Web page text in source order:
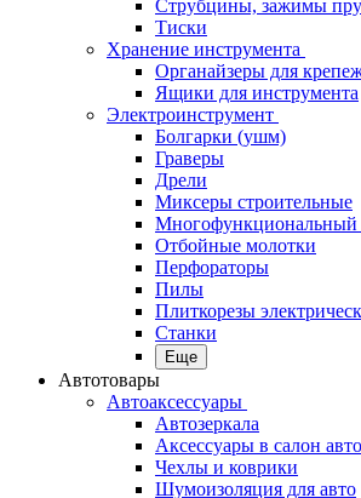
Струбцины, зажимы
Тиски
Хранение инструмента
Органайзеры для
Ящики для инструмента
Электроинструмент
Болгарки (ушм)
Граверы
Дрели
Миксеры строительные
Многофункциональный
Отбойные молотки
Перфораторы
Пилы
Плиткорезы
Станки
Еще
Автотовары
Автоаксессуары
Автозеркала
Аксессуары в салон авто
Чехлы и коврики
Шумоизоляция для авто